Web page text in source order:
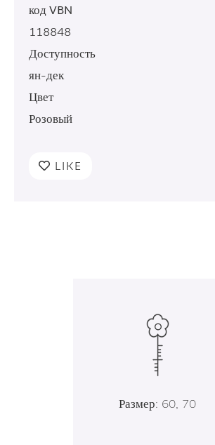
код VBN
118848
Доступность
ян-дек
Цвет
Розовый
LIKE
Размер: 60, 70